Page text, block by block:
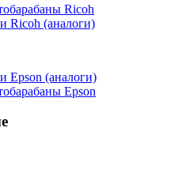
Ricoh
Ricoh (аналоги)
Epson (аналоги)
Epson